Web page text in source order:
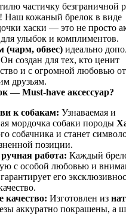
частичку безграничной
Наш кожаный брелок в виде
хаски — это не просто
улыбок и комплиментов.
(чарм, обвес) идеально
создан для тех, кто ценит
и с огромной любовью
друзьям.
— Must-have аксессуар?
к собакам: Узнаваемая и
мордочка собаки породы
собачника и станет
позиции.
работа: Каждый
с особой любовью и
его
качество: Изготовлен из
аккуратно покрашены, а